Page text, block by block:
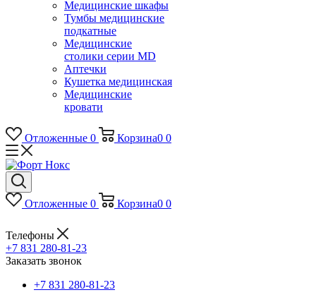
Медицинские шкафы
Тумбы медицинские
подкатные
Медицинские
столики серии MD
Аптечки
Кушетка медицинская
Медицинские
кровати
Отложенные 0 Корзина0 0
Отложенные 0 Корзина0 0
Телефоны
+7 831 280-81-23
Заказать звонок
+7 831 280-81-23